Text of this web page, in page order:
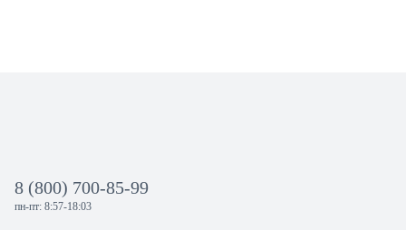
8 (800) 700-85-99
пн-пт: 8:57-18:03